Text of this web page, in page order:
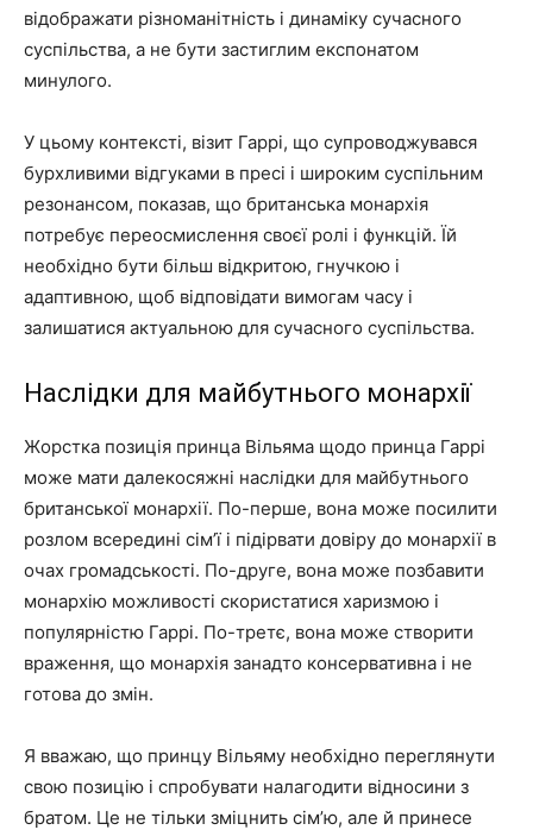
відображати різноманітність і динаміку сучасного
суспільства, а не бути застиглим експонатом
минулого.
У цьому контексті, візит Гаррі, що супроводжувався
бурхливими відгуками в пресі і широким суспільним
резонансом, показав, що британська монархія
потребує переосмислення своєї ролі і функцій. Їй
необхідно бути більш відкритою, гнучкою і
адаптивною, щоб відповідати вимогам часу і
залишатися актуальною для сучасного суспільства.
Наслідки для майбутнього монархії
Жорстка позиція принца Вільяма щодо принца Гаррі
може мати далекосяжні наслідки для майбутнього
британської монархії. По-перше, вона може посилити
розлом всередині сім’ї і підірвати довіру до монархії в
очах громадськості. По-друге, вона може позбавити
монархію можливості скористатися харизмою і
популярністю Гаррі. По-третє, вона може створити
враження, що монархія занадто консервативна і не
готова до змін.
Я вважаю, що принцу Вільяму необхідно переглянути
свою позицію і спробувати налагодити відносини з
братом. Це не тільки зміцнить сім’ю, але й принесе